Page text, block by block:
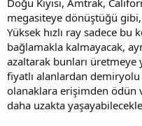
megasiteye dönüştüğü
Yüksek hızlı ray sadece
bağlamakla kalmayacak,
azaltarak bunları üretmeye
fiyatlı alanlardan
olanaklara erişimden ödün
daha uzakta